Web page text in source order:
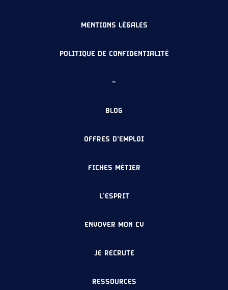
MENTIONS LÉGALES
POLITIQUE DE CONFIDENTIALITÉ
–
BLOG
OFFRES D’EMPLOI
FICHES MÉTIER
L’ESPRIT
ENVOYER MON CV
JE RECRUTE
RESSOURCES